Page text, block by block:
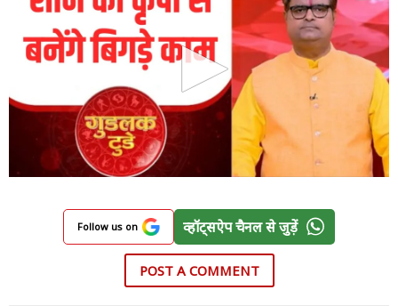
Follow us on व्हॉट्सऐप चैनल से जुड़ें
POST A COMMENT